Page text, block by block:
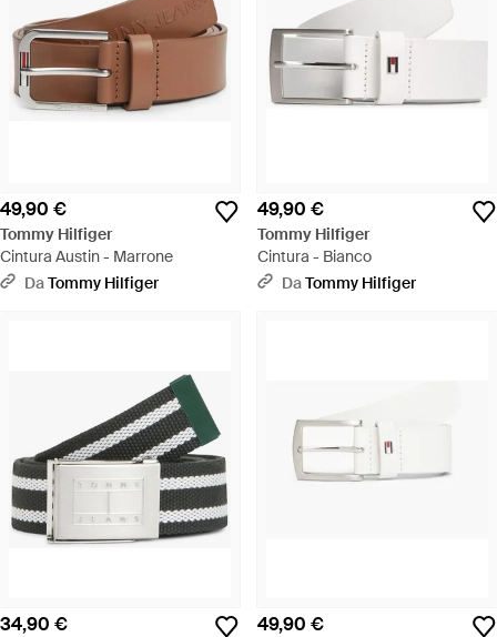
49,90 €
Tommy Hilfiger
Cintura Austin - Marrone
DaTommy Hilfiger
49,90 €
Tommy Hilfiger
Cintura - Bianco
DaTommy Hilfiger
34,90 € 49,90 €